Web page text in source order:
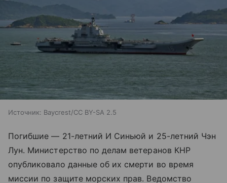
Источник: Baycrest/CC BY-SA 2.5
Погибшие — 21-летний И Синьюй и 25-летний Чэн
Лун. Министерство по делам ветеранов КНР
опубликовало данные об их смерти во время
миссии по защите морских прав. Ведомство